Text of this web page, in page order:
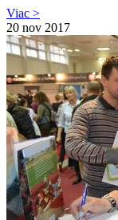
Viac >
20 nov 2017